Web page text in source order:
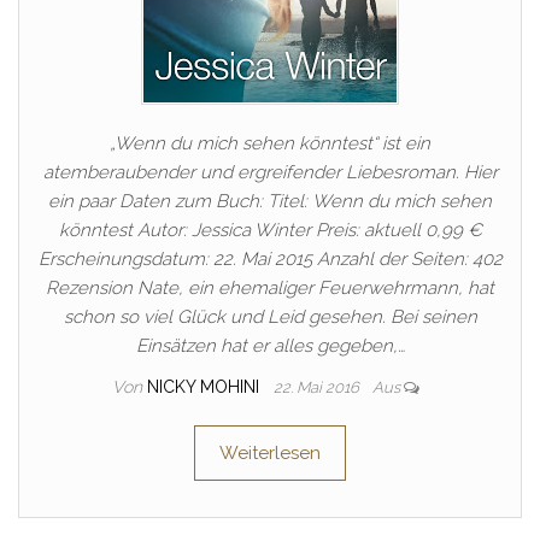
„Wenn du mich sehen könntest“ ist ein
atemberaubender und ergreifender Liebesroman. Hier
ein paar Daten zum Buch: Titel: Wenn du mich sehen
könntest Autor: Jessica Winter Preis: aktuell 0,99 €
Erscheinungsdatum: 22. Mai 2015 Anzahl der Seiten: 402
Rezension Nate, ein ehemaliger Feuerwehrmann, hat
schon so viel Glück und Leid gesehen. Bei seinen
Einsätzen hat er alles gegeben,…
Von NICKY MOHINI 22. Mai 2016 Aus
Weiterlesen